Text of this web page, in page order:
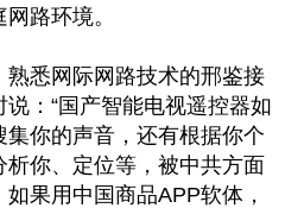
路环境。
悉网际网路技术的邢鉴接
：“国产智能电视遥控器如
你的声音，还有根据你个
析你、定位等，被中共方面
果用中国商品APP软体，